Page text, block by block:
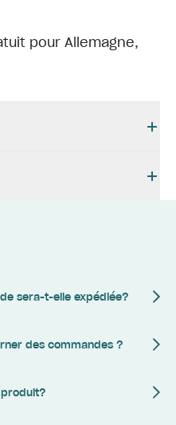
pour Allemagne,
sera-t-elle expédiée?
des commandes ?